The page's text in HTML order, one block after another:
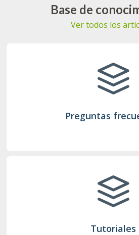
Base de
Ver todos los
Preguntas
Tutoriales